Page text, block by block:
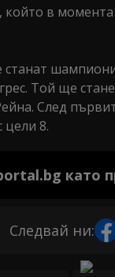
в
Той ще
След
цели 8.
като
Следвай ни: